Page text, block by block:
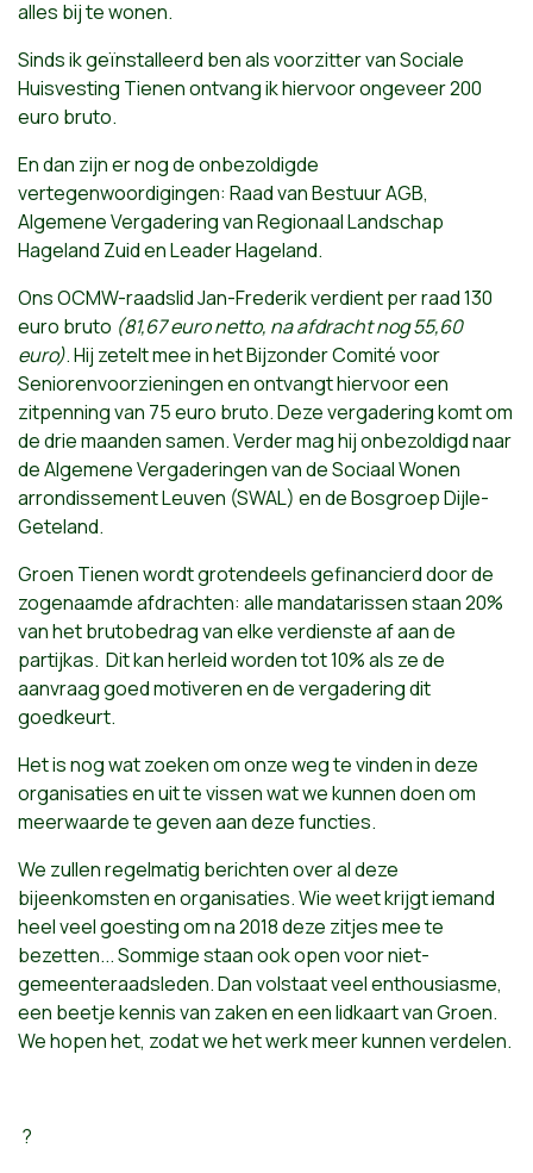
alles bij te wonen.
Sinds ik geïnstalleerd ben als voorzitter van Sociale
Huisvesting Tienen ontvang ik hiervoor ongeveer 200
euro bruto.
En dan zijn er nog de onbezoldigde
vertegenwoordigingen: Raad van Bestuur AGB,
Algemene Vergadering van Regionaal Landschap
Hageland Zuid en Leader Hageland.
Ons OCMW-raadslid Jan-Frederik verdient per raad 130
euro bruto (81,67 euro netto, na afdracht nog 55,60
euro). Hij zetelt mee in het Bijzonder Comité voor
Seniorenvoorzieningen en ontvangt hiervoor een
zitpenning van 75 euro bruto. Deze vergadering komt om
de drie maanden samen. Verder mag hij onbezoldigd naar
de Algemene Vergaderingen van de Sociaal Wonen
arrondissement Leuven (SWAL) en de Bosgroep Dijle-
Geteland.
Groen Tienen wordt grotendeels gefinancierd door de
zogenaamde afdrachten: alle mandatarissen staan 20%
van het brutobedrag van elke verdienste af aan de
partijkas. Dit kan herleid worden tot 10% als ze de
aanvraag goed motiveren en de vergadering dit
goedkeurt.
Het is nog wat zoeken om onze weg te vinden in deze
organisaties en uit te vissen wat we kunnen doen om
meerwaarde te geven aan deze functies.
We zullen regelmatig berichten over al deze
bijeenkomsten en organisaties. Wie weet krijgt iemand
heel veel goesting om na 2018 deze zitjes mee te
bezetten... Sommige staan ook open voor niet-
gemeenteraadsleden. Dan volstaat veel enthousiasme,
een beetje kennis van zaken en een lidkaart van Groen.
We hopen het, zodat we het werk meer kunnen verdelen.
?